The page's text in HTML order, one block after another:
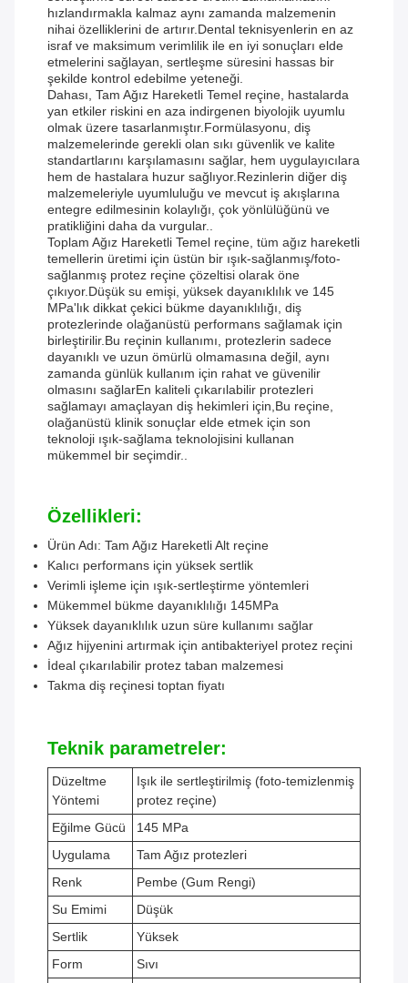
hızlandırmakla kalmaz aynı zamanda malzemenin
nihai özelliklerini de artırır.Dental teknisyenlerin en az
israf ve maksimum verimlilik ile en iyi sonuçları elde
etmelerini sağlayan, sertleşme süresini hassas bir
şekilde kontrol edebilme yeteneği.
Dahası, Tam Ağız Hareketli Temel reçine, hastalarda
yan etkiler riskini en aza indirgenen biyolojik uyumlu
olmak üzere tasarlanmıştır.Formülasyonu, diş
malzemelerinde gerekli olan sıkı güvenlik ve kalite
standartlarını karşılamasını sağlar, hem uygulayıcılara
hem de hastalara huzur sağlıyor.Rezinlerin diğer diş
malzemeleriyle uyumluluğu ve mevcut iş akışlarına
entegre edilmesinin kolaylığı, çok yönlülüğünü ve
pratikliğini daha da vurgular..
Toplam Ağız Hareketli Temel reçine, tüm ağız hareketli
temellerin üretimi için üstün bir ışık-sağlanmış/foto-
sağlanmış protez reçine çözeltisi olarak öne
çıkıyor.Düşük su emişi, yüksek dayanıklılık ve 145
MPa'lık dikkat çekici bükme dayanıklılığı, diş
protezlerinde olağanüstü performans sağlamak için
birleştirilir.Bu reçinin kullanımı, protezlerin sadece
dayanıklı ve uzun ömürlü olmamasına değil, aynı
zamanda günlük kullanım için rahat ve güvenilir
olmasını sağlarEn kaliteli çıkarılabilir protezleri
sağlamayı amaçlayan diş hekimleri için,Bu reçine,
olağanüstü klinik sonuçlar elde etmek için son
teknoloji ışık-sağlama teknolojisini kullanan
mükemmel bir seçimdir..
Özellikleri:
Ürün Adı: Tam Ağız Hareketli Alt reçine
Kalıcı performans için yüksek sertlik
Verimli işleme için ışık-sertleştirme yöntemleri
Mükemmel bükme dayanıklılığı 145MPa
Yüksek dayanıklılık uzun süre kullanımı sağlar
Ağız hijyenini artırmak için antibakteriyel protez reçini
İdeal çıkarılabilir protez taban malzemesi
Takma diş reçinesi toptan fiyatı
Teknik parametreler:
Düzeltme
Yöntemi
Işık ile sertleştirilmiş (foto-temizlenmiş
protez reçine)
Eğilme Gücü
145 MPa
Uygulama
Tam Ağız protezleri
Renk
Pembe (Gum Rengi)
Su Emimi
Düşük
Sertlik
Yüksek
Form
Sıvı